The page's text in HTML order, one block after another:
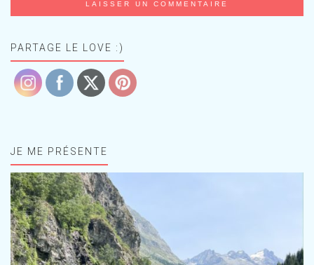
PARTAGE LE LOVE :)
JE ME PRÉSENTE